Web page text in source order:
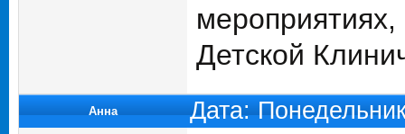
Детской
Анна Дата: